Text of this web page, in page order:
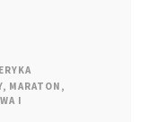
, MARATON ,
I